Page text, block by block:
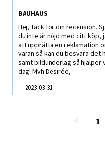
BAUHAUS
Hej, Tack för din recension.
du inte är nöjd med ditt köp,
att upprätta en reklamation
varan så kan du besvara
samt bildunderlag så hjälper
dag! Mvh Desirée,
2023-03-31
1